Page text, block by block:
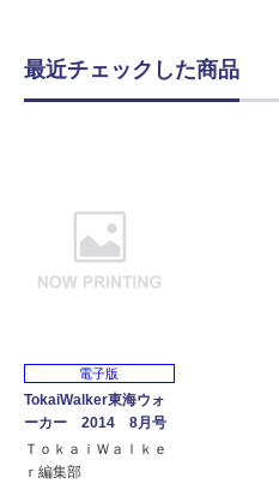
最近チェックした商品
電子版
TokaiWalker東海ウォ
ーカー 2014 8月号
ＴｏｋａｉＷａｌｋｅ
ｒ編集部